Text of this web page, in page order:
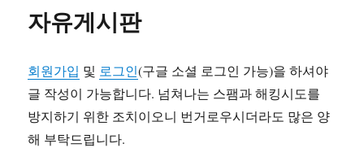
자유게시판
회원가입 및 로그인(구글 소셜 로그인 가능)을 하셔야
글 작성이 가능합니다. 넘쳐나는 스팸과 해킹시도를
방지하기 위한 조치이오니 번거로우시더라도 많은 양
해 부탁드립니다.